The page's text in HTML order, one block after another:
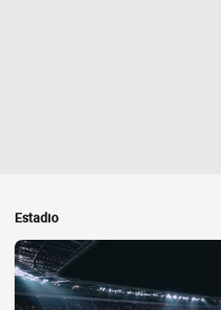
Estadio